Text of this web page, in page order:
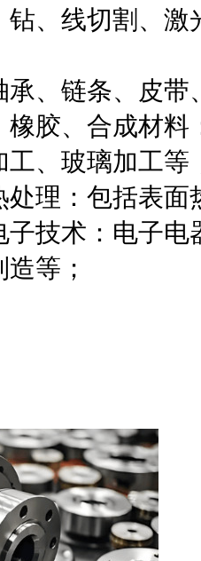
、线切割、
、链条、皮带
橡胶、合成材
、玻璃加工等
理：包括表
子技术：电子
等；